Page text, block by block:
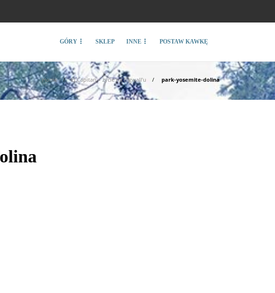
GÓRY SKLEP INNE POSTAW KAWKĘ
Home El Capitan – życie na Bigwall’u park-yosemite-dolina